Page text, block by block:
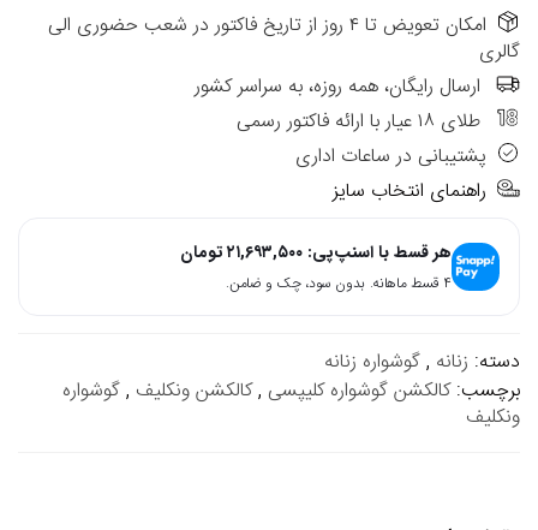
امکان تعویض تا ۴ روز از تاریخ فاکتور در شعب حضوری الی
گالری
ارسال رایگان، همه روزه، به سراسر کشور
طلای ۱۸ عیار با ارائه فاکتور رسمی
پشتیبانی در ساعات اداری
راهنمای انتخاب سایز
هر قسط با اسنپ‌پی: ۲۱,۶۹۳,۵۰۰تومان
۴ قسط ماهانه. بدون سود، چک و ضامن.
دسته: زنانه ,گوشواره زنانه
برچسب:کالکشن گوشواره کلیپسی ,کالکشن ونکلیف ,گوشواره
ونکلیف